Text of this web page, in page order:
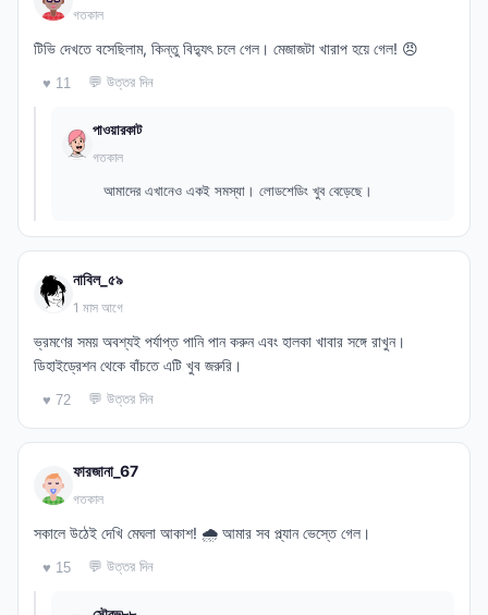
গতকাল
টিভি দেখতে বসেছিলাম, কিন্তু বিদ্যুৎ চলে গেল। মেজাজটা খারাপ হয়ে গেল! 😠
♥ 11 💬 উত্তর দিন
পাওয়ারকাট
গতকাল
আমাদের এখানেও একই সমস্যা। লোডশেডিং খুব বেড়েছে।
নাবিল_৫৯
1 মাস আগে
ভ্রমণের সময় অবশ্যই পর্যাপ্ত পানি পান করুন এবং হালকা খাবার সঙ্গে রাখুন।
ডিহাইড্রেশন থেকে বাঁচতে এটি খুব জরুরি।
♥ 72 💬 উত্তর দিন
ফারজানা_67
গতকাল
সকালে উঠেই দেখি মেঘলা আকাশ! 🌧️ আমার সব প্ল্যান ভেস্তে গেল।
♥ 15 💬 উত্তর দিন